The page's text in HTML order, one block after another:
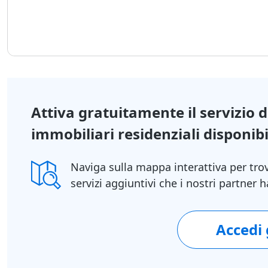
Attiva gratuitamente il servizio
immobiliari residenziali
Naviga sulla mappa interattiva per
servizi aggiuntivi che i nostri partner